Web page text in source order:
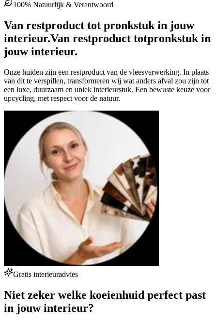
100% Natuurlijk & Verantwoord
Van restproduct tot pronkstuk in jouw
interieur.Van restproduct totpronkstuk in
jouw interieur.
Onze huiden zijn een restproduct van de vleesverwerking. In plaats
van dit te verspillen, transformeren wij wat anders afval zou zijn tot
een luxe, duurzaam en uniek interieurstuk. Een bewuste keuze voor
upcycling, met respect voor de natuur.
Gratis interieuradvies
Niet zeker welke koeienhuid perfect past
in jouw interieur?